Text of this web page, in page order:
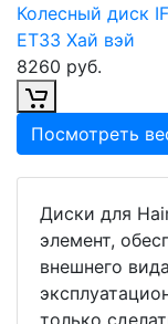
Колесный диск
ET33 Хай вэй
8260 руб.
Посмотреть
Диски для
элемент,
внешнего